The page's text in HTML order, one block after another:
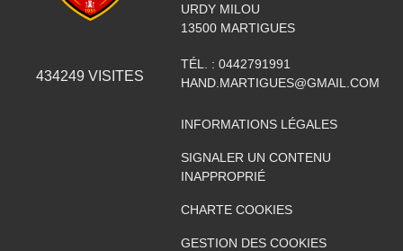
434249 VISITES
URDY MILOU
13500 MARTIGUES
TÉL. : 0442791991
HAND.MARTIGUES@GMAIL.COM
INFORMATIONS LÉGALES
SIGNALER UN CONTENU
INAPPROPRIÉ
CHARTE COOKIES
GESTION DES COOKIES